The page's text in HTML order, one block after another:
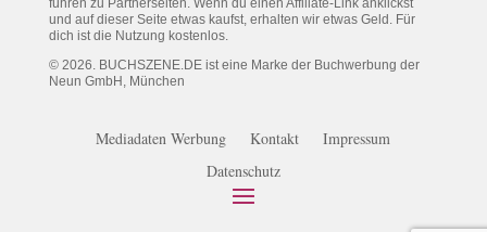
führen zu Partnerseiten. Wenn du einen Affiliate-Link anklickst
und auf dieser Seite etwas kaufst, erhalten wir etwas Geld. Für
dich ist die Nutzung kostenlos.
© 2026. BUCHSZENE.DE ist eine Marke der Buchwerbung der
Neun GmbH, München
Mediadaten Werbung Kontakt
Impressum
Datenschutz